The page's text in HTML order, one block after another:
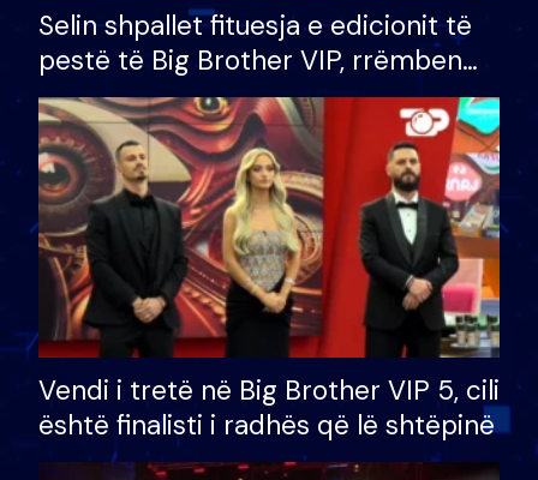
Selin shpallet fituesja e edicionit të
pestë të Big Brother VIP, rrëmben
çmimin e madh prej 100 mijë eurosh
Vendi i tretë në Big Brother VIP 5, cili
është finalisti i radhës që lë shtëpinë